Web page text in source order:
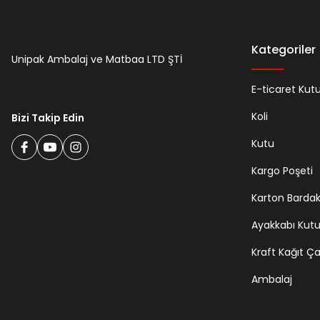
Unipak Ambalaj ve Matbaa LTD ŞTİ
Bizi Takip Edin
Kategoriler
E-ticaret
Koli
Kutu
Kargo Poşeti
Karton Bardak
Ayakkabı
Kraft Kağıt
Ambalaj